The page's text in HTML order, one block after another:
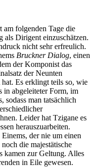
am folgenden Tage die
als Dirigent einzuschätzen.
nicht sehr erfreulich.
Bruckner Dialog, einen
der Komponist das
der Neunten
Es erklingt teils so, wie
in abgeleiteter Form, im
sodass man tatsächlich
Leider hat Tzigane es
herauszuarbeiten.
der nie um einen
die majestätische
kamen zur Geltung. Alles
in Eile gewesen.